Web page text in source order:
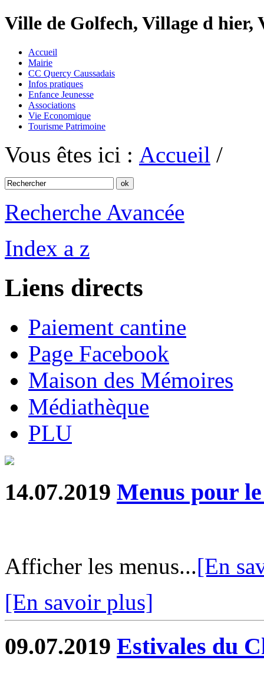
Ville de Golfech, Village d
Accueil
Mairie
CC Quercy Caussadais
Infos pratiques
Enfance Jeunesse
Associations
Vie Economique
Tourisme Patrimoine
Vous êtes ici : Accueil /
Recherche Avancée
Index a z
Liens directs
Paiement cantine
Page Facebook
Maison des Mémoires
Médiathèque
PLU
14.07.2019 Menus pour
Afficher les menus...[En
[En savoir plus]
09.07.2019 Estivales du